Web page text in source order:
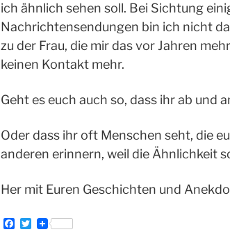
ich ähnlich sehen soll. Bei Sichtung
Nachrichtensendungen bin ich nicht
zu der Frau, die mir das vor Jahren
keinen Kontakt mehr.
Geht es euch auch so, dass ihr ab und
Oder dass ihr oft Menschen seht, die
anderen erinnern, weil die Ähnlichkeit
Her mit Euren Geschichten und
F
T